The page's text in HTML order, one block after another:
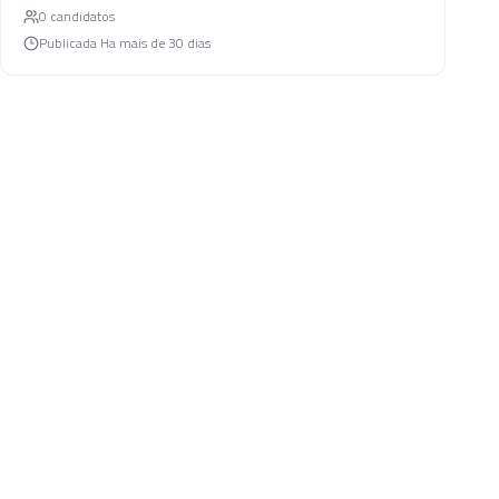
0 candidatos
Publicada Ha mais de 30 dias